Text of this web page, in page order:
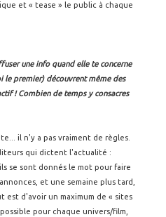
et « tease » le public à chaque
une info quand elle te concerne
le premier) découvrent même des
! Combien de temps y consacres
il n'y a pas vraiment de règles.
qui dictent l'actualité :
se sont donnés le mot pour faire
et une semaine plus tard,
est d'avoir un maximum de « sites
pour chaque univers/film,